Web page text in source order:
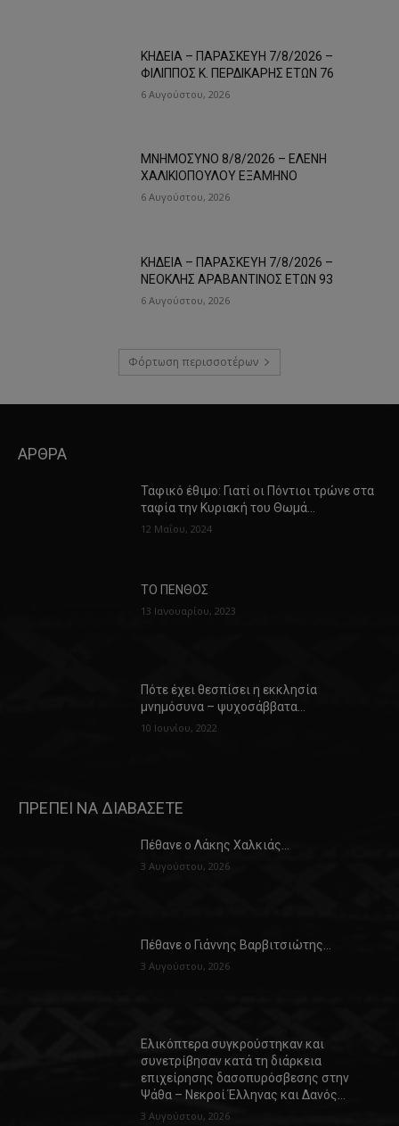
ΚΗΔΕΙΑ – ΠΑΡΑΣΚΕΥΗ 7/8/2026 –
ΦΙΛΙΠΠΟΣ Κ. ΠΕΡΔΙΚΑΡΗΣ ΕΤΩΝ 76
6 Αυγούστου, 2026
ΜΝΗΜΟΣΥΝΟ 8/8/2026 – ΕΛΕΝΗ
ΧΑΛΙΚΙΟΠΟΥΛΟΥ ΕΞΑΜΗΝΟ
6 Αυγούστου, 2026
ΚΗΔΕΙΑ – ΠΑΡΑΣΚΕΥΗ 7/8/2026 –
ΝΕΟΚΛΗΣ ΑΡΑΒΑΝΤΙΝΟΣ ΕΤΩΝ 93
6 Αυγούστου, 2026
Φόρτωση περισσοτέρων
ΑΡΘΡΑ
Ταφικό έθιμο: Γιατί οι Πόντιοι τρώνε στα
ταφία την Κυριακή του Θωμά…
12 Μαΐου, 2024
ΤΟ ΠΕΝΘΟΣ
13 Ιανουαρίου, 2023
Πότε έχει θεσπίσει η εκκλησία
μνημόσυνα – ψυχοσάββατα…
10 Ιουνίου, 2022
ΠΡΕΠΕΙ ΝΑ ΔΙΑΒΑΣΕΤΕ
Πέθανε ο Λάκης Χαλκιάς…
3 Αυγούστου, 2026
Πέθανε ο Γιάννης Βαρβιτσιώτης…
3 Αυγούστου, 2026
Ελικόπτερα συγκρούστηκαν και
συνετρίβησαν κατά τη διάρκεια
επιχείρησης δασοπυρόσβεσης στην
Ψάθα – Νεκροί Έλληνας και Δανός…
3 Αυγούστου, 2026